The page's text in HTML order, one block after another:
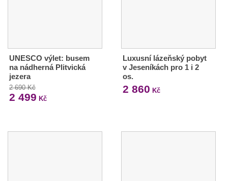
UNESCO výlet: busem
na nádherná Plitvická
jezera
2 690 Kč
2 499 Kč
Luxusní lázeňský pobyt
v Jeseníkách pro 1 i 2
os.
2 860 Kč